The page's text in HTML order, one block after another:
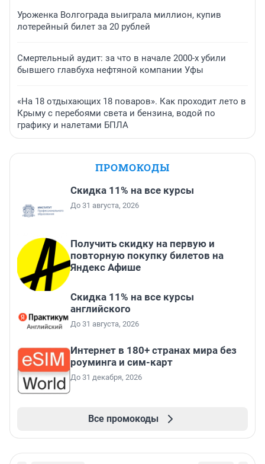
Уроженка Волгограда выиграла миллион, купив
лотерейный билет за 20 рублей
Смертельный аудит: за что в начале 2000-х убили
бывшего главбуха нефтяной компании Уфы
«На 18 отдыхающих 18 поваров». Как проходит лето в
Крыму с перебоями света и бензина, водой по
графику и налетами БПЛА
ПРОМОКОДЫ
Скидка 11% на все курсы
До 31 августа, 2026
Получить скидку на первую и
повторную покупку билетов на
Яндекс Афише
Скидка 11% на все курсы
английского
До 31 августа, 2026
Интернет в 180+ странах мира без
роуминга и сим-карт
До 31 декабря, 2026
Все промокоды